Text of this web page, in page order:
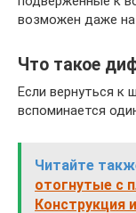
возможен даже на
Что такое
Если вернуться к
вспоминается
Читайте
отогнутые с
Конструкция